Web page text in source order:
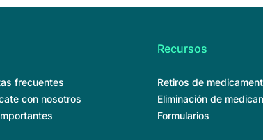
frecuentes
con nosotros
Recursos
Retiros de
Eliminación de
Formularios